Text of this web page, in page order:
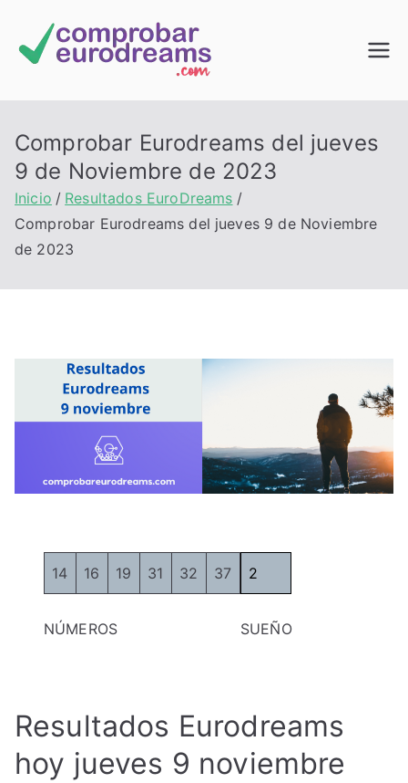
contenido
Comprob
EuroDrea
ms
Comprobar Eurodreams del jueves
9 de Noviembre de 2023
Inicio
Resultados EuroDreams
Comprobar Eurodreams del jueves 9 de Noviembre
de 2023
14 16 19 31 32 37
NÚMEROS
2
SUEÑO
Resultados Eurodreams
hoy jueves 9 noviembre